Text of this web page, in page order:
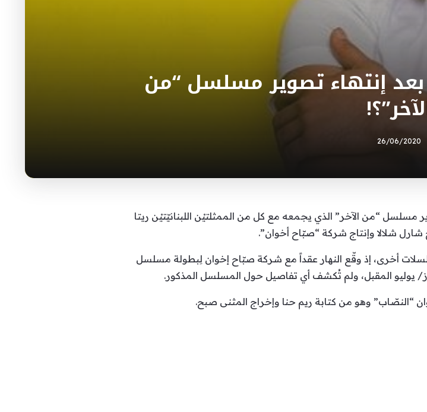
إنتهاء تصوير مسلسل “من
26/06/2020
“من الآخر” الذي يجمعه مع كل من الممثلتيْن اللبنانيّتيْن ريتا
شارل شلالا وإنتاج شركة “صبّاح أخوان”.
أخرى، إذ وقّع النهار عقداً مع شركة صبّاح إخوان لِبطولة مسلسل
المقبل، ولم تُكشف أي تفاصيل حول المسلسل المذكور.
وهو من كتابة ريم حنا وإخراج المثنى صبح.